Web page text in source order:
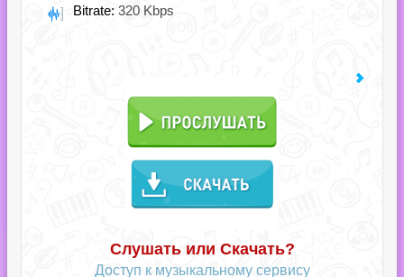
Bitrate: 320 Kbps
Слушать или Скачать?
Доступ к музыкальному сервису